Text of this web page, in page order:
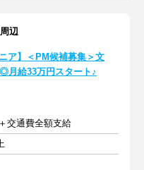
辺
ア】＜PM候補募集＞文
月給33万円スタート♪
交通費全額支給